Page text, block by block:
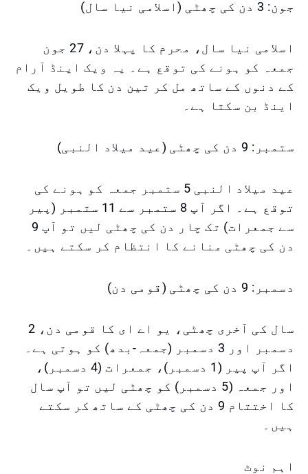
جون: 3 دن کی چھٹی (اسلامی نیا سال)
اسلامی نیا سال، محرم کا پہلا دن، 27 جون
جمعہ کو ہونے کی توقع ہے۔ یہ ویک اینڈ آرام
کے دنوں کے ساتھ مل کر تین دن کا طویل ویک
اینڈ بن سکتا ہے۔
ستمبر: 9 دن کی چھٹی (عید میلاد النبی)
عید میلاد النبی 5 ستمبر جمعہ کو ہونے کی
توقع ہے۔ اگر آپ 8 ستمبر سے 11 ستمبر (پیر
سے جمعرات) تک چار دن کی چھٹی لیں تو آپ 9
دن کی چھٹی منانے کا انتظام کر سکتے ہیں۔
دسمبر: 9 دن کی چھٹی (قومی دن)
سال کی آخری چھٹی، یو اے ای کا قومی دن، 2
دسمبر اور 3 دسمبر (جمعہ-بدھ) کو ہوتی ہے۔
اگر آپ پیر (1 دسمبر)، جمعرات (4 دسمبر)،
اور جمعہ (5 دسمبر) کو چھٹی لیں تو آپ سال
کا اختتام 9 دن کی چھٹی کے ساتھ کر سکتے
ہیں۔
اہم نوٹ